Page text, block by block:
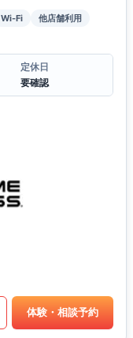
Wi-Fi
他店舗利用
定休日
要確認
体験・相談予約